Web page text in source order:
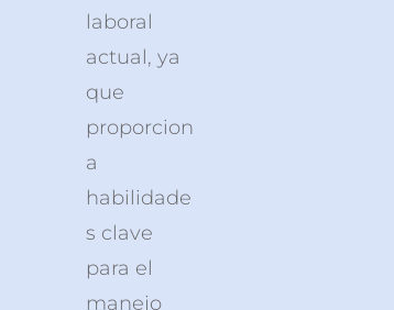
laboral
actual, ya
que
proporcion
a
habilidade
s clave
para el
manejo